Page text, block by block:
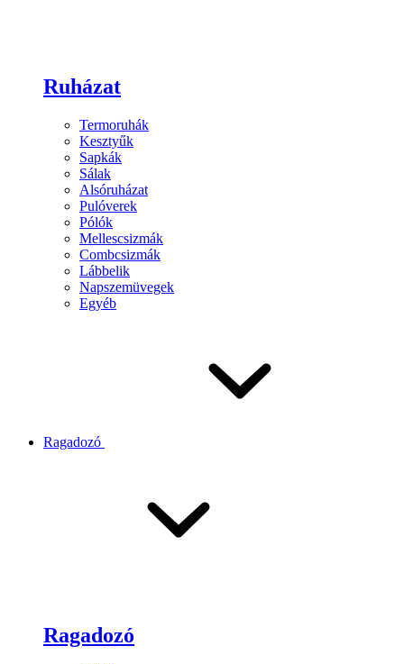
Ruházat
Termoruhák
Kesztyűk
Sapkák
Sálak
Alsóruházat
Pulóverek
Pólók
Mellescsizmák
Combcsizmák
Lábbelik
Napszemüvegek
Egyéb
Ragadozó
Ragadozó